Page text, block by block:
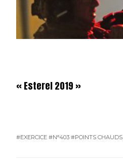
« Esterel 2019 »
#EXERCICE #N°403 #POINTS CHAUDS